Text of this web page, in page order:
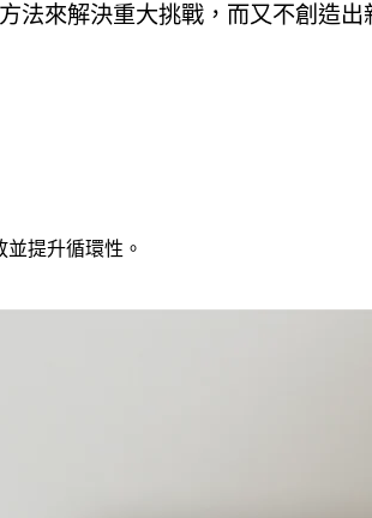
法來解決重大挑戰，而又不創造
提升循環性。